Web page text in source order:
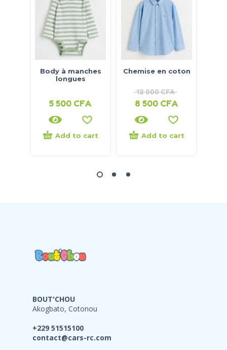
Body à manches
longues
5 500 CFA
Add to cart
Chemise en coton
12 000CFA
8 500 CFA
Add to cart
BOUT'CHOU
Akogbato, Cotonou
+229 51515100
contact@cars-rc.com